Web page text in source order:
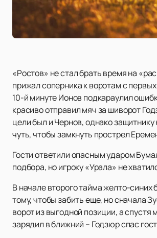
«Ростов» не стал брать время на
прижал соперника к воротам с
10-й минуте Ионов подкараулил
красиво отправил мяч за шиворот
цели был и Чернов, однако
чуть, чтобы замкнуть прострел
Гости ответили опасным ударом
подбора, но игроку «Урала» не
В начале второго тайма желто-синих
тому, чтобы забить еще, но сначала
ворот из выгодной позиции, а спустя
зарядил в ближний – Годзюр спас